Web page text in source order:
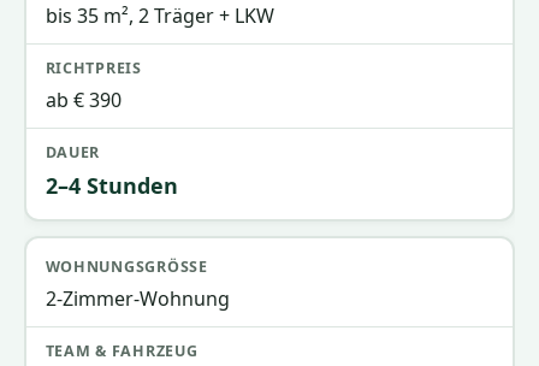
bis 35 m², 2 Träger + LKW
ab € 390
2–4 Stunden
2-Zimmer-Wohnung